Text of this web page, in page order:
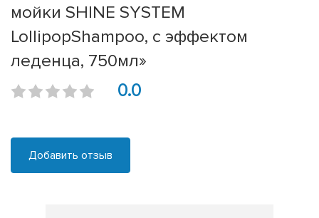
мойки SHINE SYSTEM
LollipopShampoo, с эффектом
леденца, 750мл»
0.0
Добавить отзыв